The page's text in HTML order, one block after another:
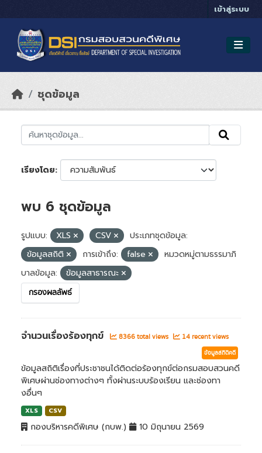
เข้าสู่ระบบ
ชุดข้อมูล
เรียงโดย
พบ 6 ชุดข้อมูล
รูปแบบ: XLS CSV
ประเภทชุดข้อมูล:
ข้อมูลสถิติ
การเข้าถึง: false
หมวดหมู่ตามธรรมาภิ
บาลข้อมูล:
ข้อมูลสาธารณะ
กรองผลลัพธ์
จำนวนเรื่องร้องทุกข์ 8366 total views 14 recent views
ข้อมูลสถิติคดี
ข้อมูลสถิติเรื่องที่ประชาชนได้ติดต่อร้องทุกข์ต่อกรมสอบสวนคดี
พิเศษผ่านช่องทางต่างๆ ทั้งผ่านระบบร้องเรียน และช่องทา
งอื่นๆ
XLS CSV
กองบริหารคดีพิเศษ (กบพ.) 10 มิถุนายน 2569